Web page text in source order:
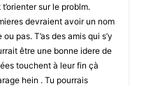
sur le problm.
devraient avoir un nom
pas. T’as des amis qui s’y
être une bonne idere de
touchent à leur fin çà
hein . Tu pourrais